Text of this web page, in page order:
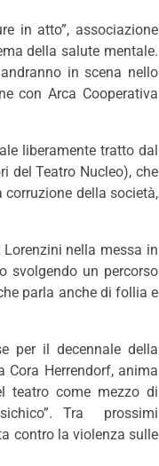
in atto”, associazione
della salute mentale.
in scena nello
con Arca Cooperativa
liberamente tratto dal
del Teatro Nucleo), che
della società,
nella messa in
svolgendo un percorso
parla anche di follia e
per il decennale della
Herrendorf, anima
teatro come mezzo di
Tra prossimi
contro la violenza sulle